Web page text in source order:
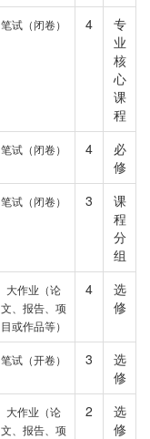
笔试（闭卷） 4
专
业
核
心
课
程
笔试（闭卷） 4
必
修
笔试（闭卷） 3
课
程
分
组
大作业（论
文、报告、项
目或作品等）
4
选
修
笔试（开卷） 3
选
修
大作业（论
文、报告、项
2
选
修